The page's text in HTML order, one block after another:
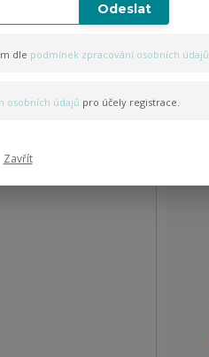
Odeslat
dle podmínek zpracování osobních údajů
osobních údajů pro účely registrace.
Zavřít